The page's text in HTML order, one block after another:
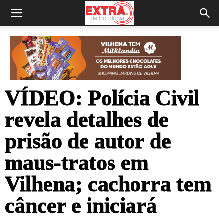
VÍDEO: Polícia Civil
revela detalhes de
prisão de autor de
maus-tratos em
Vilhena; cachorra tem
câncer e iniciará